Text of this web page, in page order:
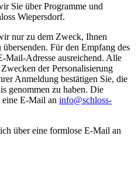
Sie über Programme und
Wiepersdorf.
nur zu dem Zweck, Ihnen
Für den Empfang des
Mail-Adresse ausreichend. Alle
der Personalisierung
Anmeldung bestätigen Sie, die
genommen zu haben. Die
E-Mail an info@schloss-
über eine formlose E-Mail an